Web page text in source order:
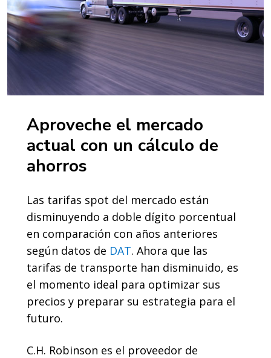
Aproveche el mercado
actual con un cálculo de
ahorros
Las tarifas spot del mercado están
disminuyendo a doble dígito porcentual
en comparación con años anteriores
según datos de DAT. Ahora que las
tarifas de transporte han disminuido, es
el momento ideal para optimizar sus
precios y preparar su estrategia para el
futuro.
C.H. Robinson es el proveedor de